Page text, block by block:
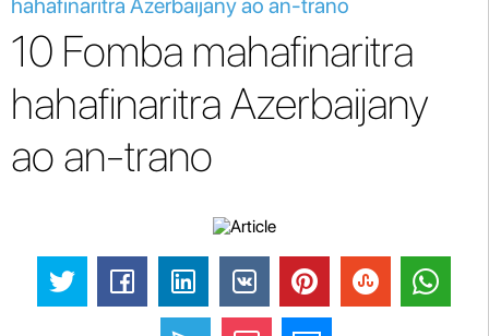
hahafinaritra Azerbaijany ao an-trano
10 Fomba mahafinaritra
hahafinaritra Azerbaijany
ao an-trano